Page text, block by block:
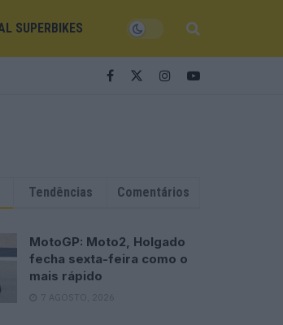
SUPERBIKES
Tendências Comentários
MotoGP: Moto2, Holgado
fecha sexta-feira como o
mais rápido
7 AGOSTO, 2026